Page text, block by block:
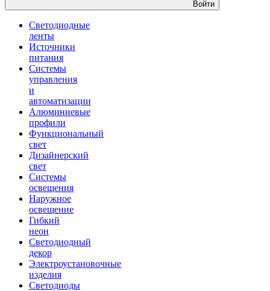
Войти
Светодиодные
ленты
Источники
питания
Системы
управления
и
автоматизации
Алюминиевые
профили
Функциональный
свет
Дизайнерский
свет
Системы
освещения
Наружное
освещение
Гибкий
неон
Светодиодный
декор
Электроустановочные
изделия
Светодиоды